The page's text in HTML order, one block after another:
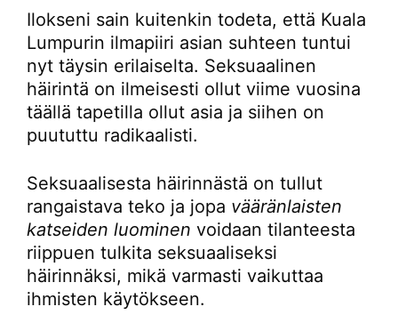
Ilokseni sain kuitenkin todeta, että Kuala
Lumpurin ilmapiiri asian suhteen tuntui
nyt täysin erilaiselta. Seksuaalinen
häirintä on ilmeisesti ollut viime vuosina
täällä tapetilla ollut asia ja siihen on
puututtu radikaalisti.
Seksuaalisesta häirinnästä on tullut
rangaistava teko ja jopa vääränlaisten
katseiden luominen voidaan tilanteesta
riippuen tulkita seksuaaliseksi
häirinnäksi, mikä varmasti vaikuttaa
ihmisten käytökseen.